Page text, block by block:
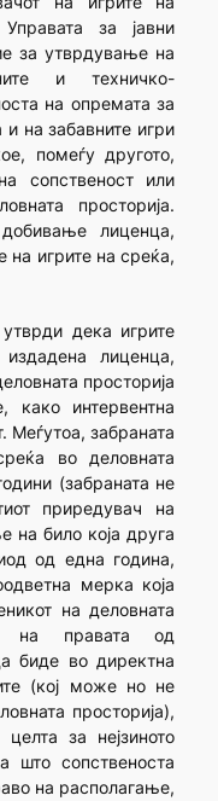
за јавни
за утврдување на
и техничко-
на опремата за
на забавните игри
помеѓу другото,
сопственост или
просторија.
лиценца,
игрите на среќа,
дека игрите
лиценца,
просторија
како интервентна
Меѓутоа, забраната
во деловната
(забраната не
приредувач на
на било која друга
од една година,
мерка која
на деловната
на правата од
биде во директна
(кој може но не
просторија),
за нејзиното
што сопственоста
на располагање,